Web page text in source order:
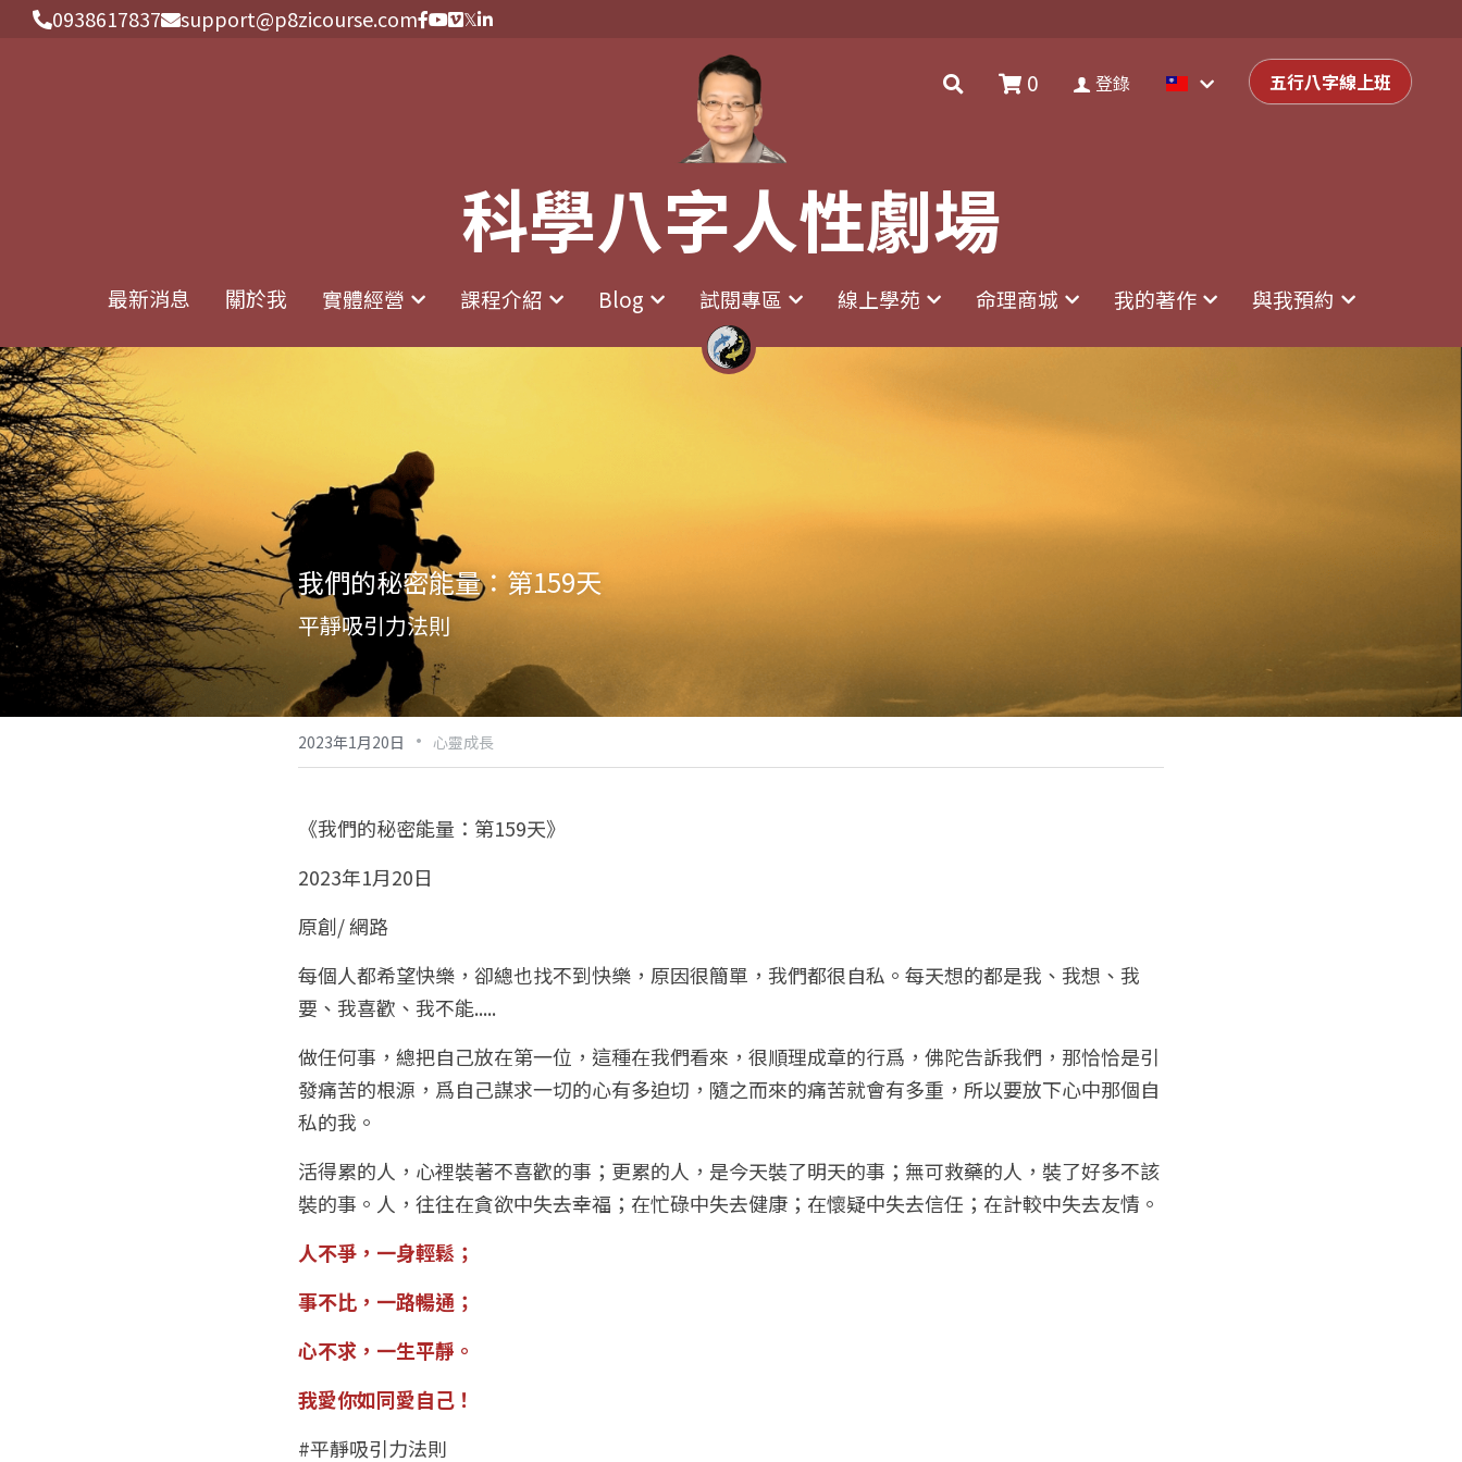
0938617837 support@p8zicourse.com
科學八字人性劇場
最新消息 關於我 實體經營 課程介紹 Blog 試閱專區 線上學苑 命理商城 我的著作 與我預約
0 登錄 五行八字線上班
0938617837 support@p8zicourse.com
科學八字人性劇場
最新消息 關於我 實體經營 課程介紹 Blog 試閱專區 線上學苑 命理商城 我的著作 與我預約
0 登錄 五行八字線上班
我們的秘密能量：第159天
平靜吸引力法則
2023年1月20日 · 心靈成長
《我們的秘密能量：第159天》
2023年1月20日
原創/ 網路
每個人都希望快樂，卻總也找不到快樂，原因很簡單，我們都很自私。每天想的都是我、我想、我
要、我喜歡、我不能.....
做任何事，總把自己放在第一位，這種在我們看來，很順理成章的行爲，佛陀告訴我們，那恰恰是引
發痛苦的根源，爲自己謀求一切的心有多迫切，隨之而來的痛苦就會有多重，所以要放下心中那個自
私的我。
活得累的人，心裡裝著不喜歡的事；更累的人，是今天裝了明天的事；無可救藥的人，裝了好多不該
裝的事。人，往往在貪欲中失去幸福；在忙碌中失去健康；在懷疑中失去信任；在計較中失去友情。
人不爭，一身輕鬆；
事不比，一路暢通；
心不求，一生平靜。
我愛你如同愛自己！
#平靜吸引力法則